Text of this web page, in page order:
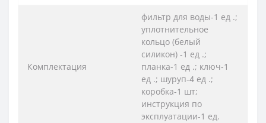
Комплектация
фильтр для воды-1 ед .;
уплотнительное
кольцо (белый
силикон) -1 ед .;
планка-1 ед .; ключ-1
ед .; шуруп-4 ед .;
коробка-1 шт;
инструкция по
эксплуатации-1 ед.